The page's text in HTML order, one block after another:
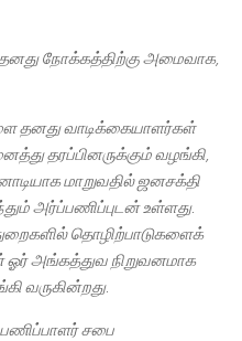
நோக்கத்திற்கு அமைவாக,
தனது வாடிக்கையாளர்கள்
தரப்பினருக்கும் வழங்கி,
மாறுவதில் ஜனசக்தி
அர்ப்பணிப்புடன் உள்ளது.
துறைகளில் தொழிற்பாடுகளைக்
அங்கத்துவ நிறுவனமாக
வருகின்றது.
சபை